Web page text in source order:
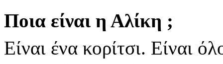
Ποια είναι η Αλίκη ;
Είναι ένα κορίτσι. Είναι